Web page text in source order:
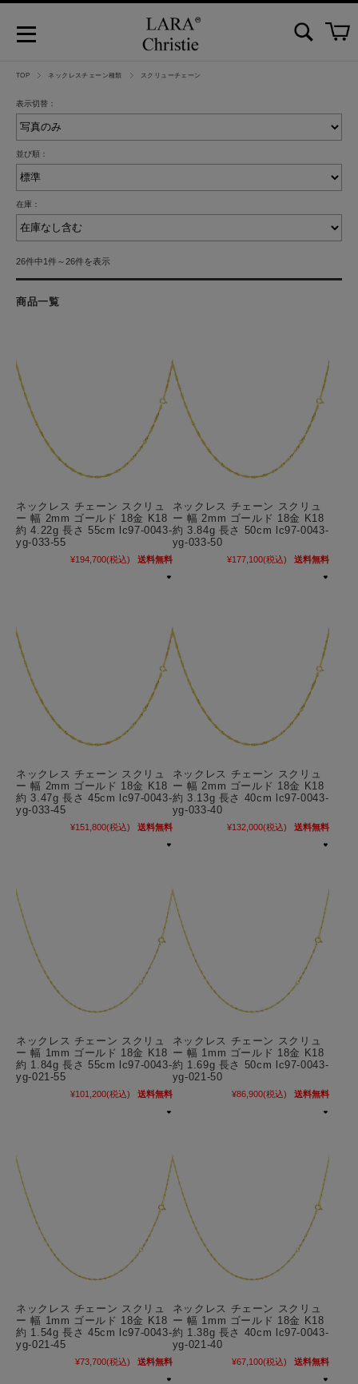
TOP ネックレスチェーン種類 スクリューチェーン
表示切替：
並び順：
在庫：
26件中1件～26件を表示
商品一覧
ネックレス チェーン スクリュ
ー 幅 2mm ゴールド 18金 K18
約 4.22g 長さ 55cm lc97-0043-
yg-033-55
¥194,700(税込) 送料無料
ネックレス チェーン スクリュ
ー 幅 2mm ゴールド 18金 K18
約 3.84g 長さ 50cm lc97-0043-
yg-033-50
¥177,100(税込) 送料無料
ネックレス チェーン スクリュ
ー 幅 2mm ゴールド 18金 K18
約 3.47g 長さ 45cm lc97-0043-
yg-033-45
¥151,800(税込) 送料無料
ネックレス チェーン スクリュ
ー 幅 2mm ゴールド 18金 K18
約 3.13g 長さ 40cm lc97-0043-
yg-033-40
¥132,000(税込) 送料無料
ネックレス チェーン スクリュ
ー 幅 1mm ゴールド 18金 K18
約 1.84g 長さ 55cm lc97-0043-
yg-021-55
¥101,200(税込) 送料無料
ネックレス チェーン スクリュ
ー 幅 1mm ゴールド 18金 K18
約 1.69g 長さ 50cm lc97-0043-
yg-021-50
¥86,900(税込) 送料無料
ネックレス チェーン スクリュ
ー 幅 1mm ゴールド 18金 K18
約 1.54g 長さ 45cm lc97-0043-
yg-021-45
¥73,700(税込) 送料無料
ネックレス チェーン スクリュ
ー 幅 1mm ゴールド 18金 K18
約 1.38g 長さ 40cm lc97-0043-
yg-021-40
¥67,100(税込) 送料無料